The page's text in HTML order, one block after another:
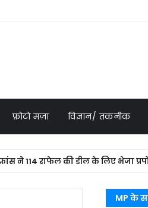
फ़ोटो मज़ा विज्ञान/ तकनीक
राफेल की डील के लिए भेजा प्रपोजल,
MP के